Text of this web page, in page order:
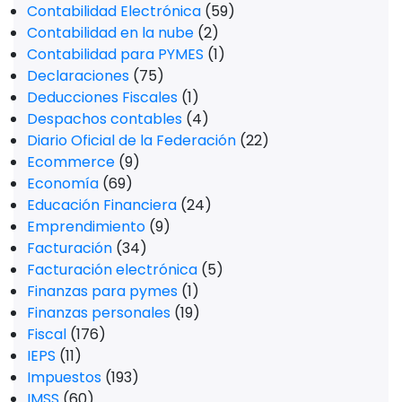
Contabilidad Electrónica (59)
Contabilidad en la nube (2)
Contabilidad para PYMES (1)
Declaraciones (75)
Deducciones Fiscales (1)
Despachos contables (4)
Diario Oficial de la Federación (22)
Ecommerce (9)
Economía (69)
Educación Financiera (24)
Emprendimiento (9)
Facturación (34)
Facturación electrónica (5)
Finanzas para pymes (1)
Finanzas personales (19)
Fiscal (176)
IEPS (11)
Impuestos (193)